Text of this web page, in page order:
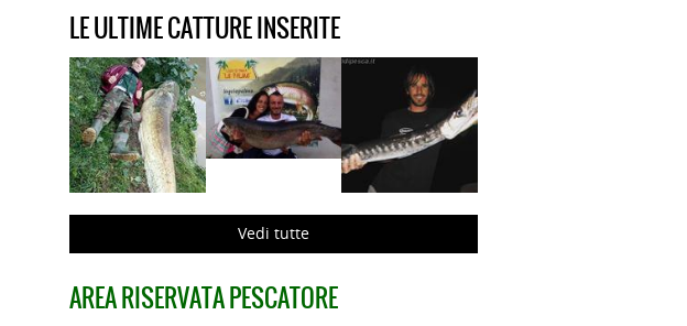
LE ULTIME CATTURE INSERITE
Vedi tutte
AREA RISERVATA PESCATORE